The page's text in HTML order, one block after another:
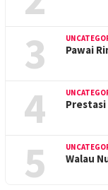
3 Pawai
4
5 Walau